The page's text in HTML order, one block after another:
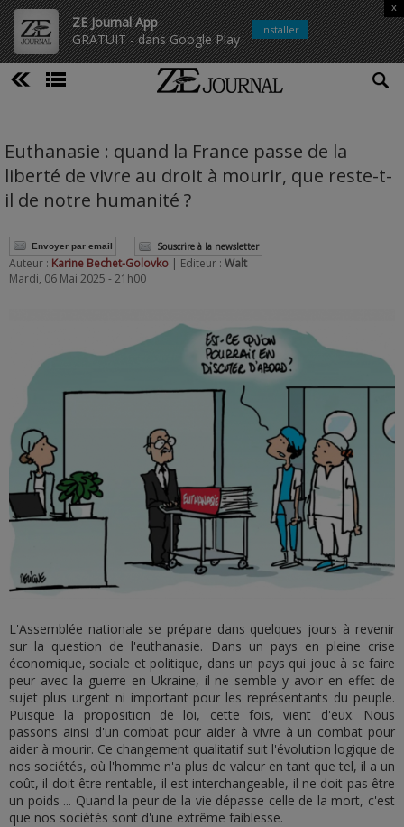
ZE Journal App
GRATUIT - dans Google Play
x
Installer
Euthanasie : quand la France passe de la
liberté de vivre au droit à mourir, que reste-t-
il de notre humanité ?
Envoyer par email Souscrire à la newsletter
Auteur : Karine Bechet-Golovko | Editeur : Walt
Mardi, 06 Mai 2025 - 21h00
L'Assemblée nationale se prépare dans quelques jours à revenir
sur la question de l'euthanasie. Dans un pays en pleine crise
économique, sociale et politique, dans un pays qui joue à se faire
peur avec la guerre en Ukraine, il ne semble y avoir en effet de
sujet plus urgent ni important pour les représentants du peuple.
Puisque la proposition de loi, cette fois, vient d'eux. Nous
passons ainsi d'un combat pour aider à vivre à un combat pour
aider à mourir. Ce changement qualitatif suit l'évolution logique de
nos sociétés, où l'homme n'a plus de valeur en tant que tel, il a un
coût, il doit être rentable, il est interchangeable, il ne doit pas être
un poids ... Quand la peur de la vie dépasse celle de la mort, c'est
que nos sociétés sont d'une extrême faiblesse.